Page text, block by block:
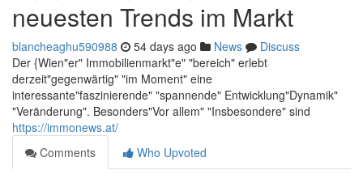
neuesten Trends im Markt
blancheaghu590988 54 days ago News
Discuss
Der {Wien"er" Immobilienmarkt"e" "bereich" erlebt
derzeit"gegenwärtig" "im Moment" eine
interessante"faszinierende" "spannende" Entwicklung"Dynamik"
"Veränderung". Besonders"Vor allem" "Insbesondere" sind
https://immonews.at/
Comments
Who Upvoted